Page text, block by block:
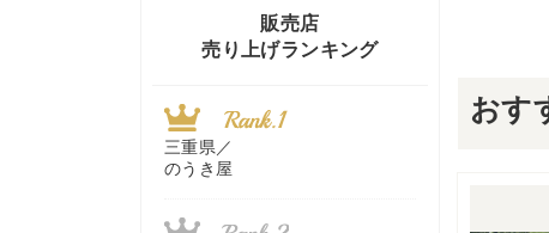
おす
販売店
売り上げランキング
三重県／
のうき屋